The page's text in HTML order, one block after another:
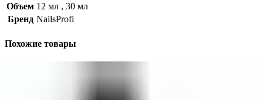
Объем 12 мл , 30 мл
Бренд NailsProfi
Похожие товары